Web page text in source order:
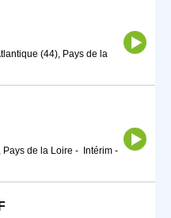
(44), Pays de la
de la Loire - Intérim -